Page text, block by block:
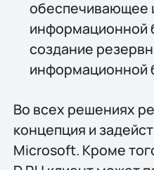
обеспечивающее
информационной
создание
информационной
Во всех решениях
концепция и
Microsoft. Кроме